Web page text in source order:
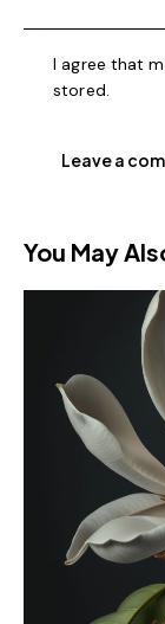
I agree that
stored.
You May